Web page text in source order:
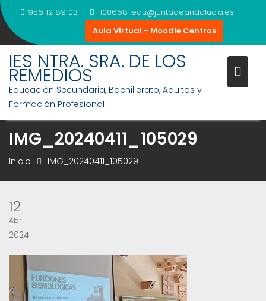
Saltar
al
contenido
956 12 89 03
11006681.edu@juntadeandalucia.es
Aula Virtual - Moodle Centros
IES NTRA. SRA. DE LOS
REMEDIOS
Educación Secundaria, Bachillerato, Adultos y
Formación Profesional
IMG_20240411_105029
Inicio IMG_20240411_105029
12
Abr
2024